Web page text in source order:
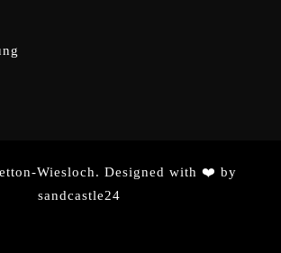
Wiesloch. Designed with ❤️ by
sandcastle24